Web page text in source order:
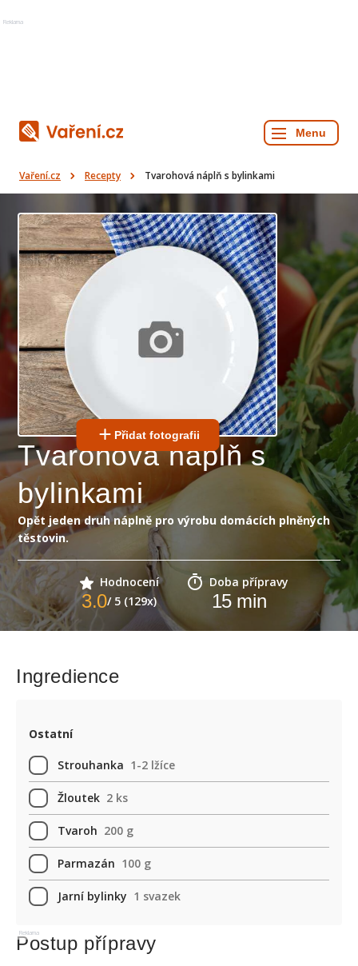
Reklama
Vaření.cz Recepty Tvarohová náplň s bylinkami
Přidat fotografii
Tvarohová náplň s
bylinkami
Opět jeden druh náplně pro výrobu domácích plněných
těstovin.
Hodnocení
3.0/ 5 (129x)
Doba přípravy
15min
Ingredience
Ostatní
Strouhanka 1-2 lžíce
Žloutek 2 ks
Tvaroh 200 g
Parmazán 100 g
Jarní bylinky 1 svazek
Reklama
Postup přípravy